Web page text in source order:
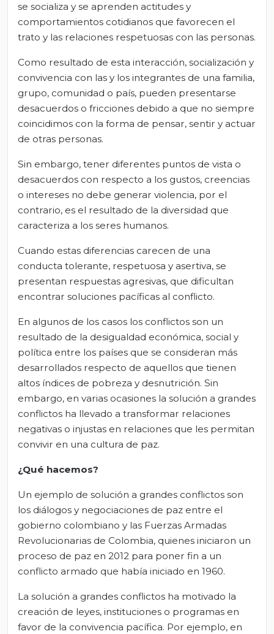
se socializa y se aprenden actitudes y
comportamientos cotidianos que favorecen el
trato y las relaciones respetuosas con las personas.
Como resultado de esta interacción, socialización y
convivencia con las y los integrantes de una familia,
grupo, comunidad o país, pueden presentarse
desacuerdos o fricciones debido a que no siempre
coincidimos con la forma de pensar, sentir y actuar
de otras personas.
Sin embargo, tener diferentes puntos de vista o
desacuerdos con respecto a los gustos, creencias
o intereses no debe generar violencia, por el
contrario, es el resultado de la diversidad que
caracteriza a los seres humanos.
Cuando estas diferencias carecen de una
conducta tolerante, respetuosa y asertiva, se
presentan respuestas agresivas, que dificultan
encontrar soluciones pacíficas al conflicto.
En algunos de los casos los conflictos son un
resultado de la desigualdad económica, social y
política entre los países que se consideran más
desarrollados respecto de aquellos que tienen
altos índices de pobreza y desnutrición. Sin
embargo, en varias ocasiones la solución a grandes
conflictos ha llevado a transformar relaciones
negativas o injustas en relaciones que les permitan
convivir en una cultura de paz.
¿Qué hacemos?
Un ejemplo de solución a grandes conflictos son
los diálogos y negociaciones de paz entre el
gobierno colombiano y las Fuerzas Armadas
Revolucionarias de Colombia, quienes iniciaron un
proceso de paz en 2012 para poner fin a un
conflicto armado que había iniciado en 1960.
La solución a grandes conflictos ha motivado la
creación de leyes, instituciones o programas en
favor de la convivencia pacífica. Por ejemplo, en